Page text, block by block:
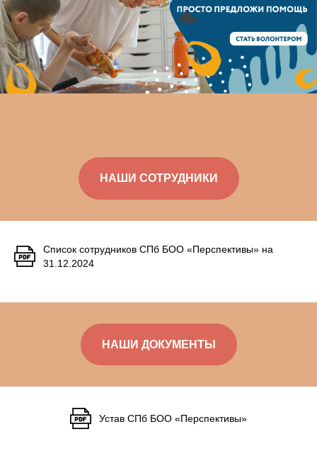
НАШИ СОТРУДНИКИ
Список сотрудников СПб БОО «Перспективы» на
31.12.2024
НАШИ ДОКУМЕНТЫ
Устав СПб БОО «Перспективы»